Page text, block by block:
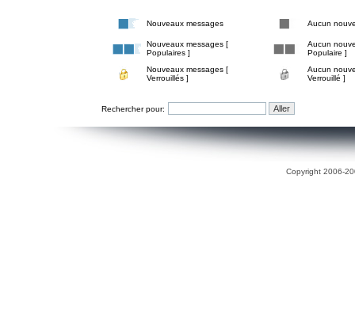
Nouveaux messages Aucun
Nouveaux messages [
Populaires ]
Aucun
Populaire ]
Nouveaux messages [
Verrouillés ]
Aucun
Verrouillé ]
Rechercher pour:
Copyright 2006-